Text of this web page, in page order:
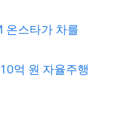
온스타가 차를
억 원 자율주행